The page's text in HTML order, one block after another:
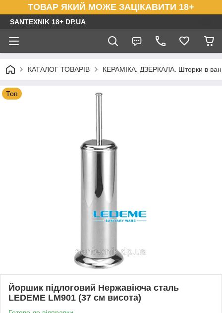
ТОВАР ЯКИЙ МОЖЕ ЗАЦІКАВИТИ 18+
SANTEXNIK 18+ DP.UA
КАТАЛОГ ТОВАРІВ КЕРАМІКА. ДЗЕРКАЛА. Шторки в
Топ
Йоршик підлоговий Нержавіюча сталь
LEDEME LM901 (37 см висота)